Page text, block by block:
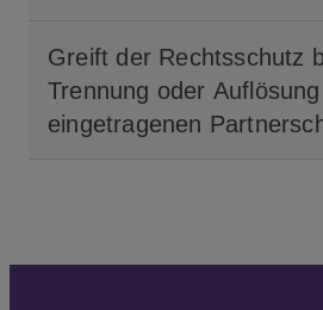
Greift der Rechtsschutz
Trennung oder
eingetragenen